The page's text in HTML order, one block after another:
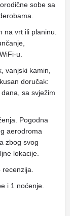
sobe sa
na vrt ili planinu.
u.
vanjski kamin,
doručak:
sa svježim
Pogodna
aerodroma
zbog svog
lokacije.
i 1 noćenje.